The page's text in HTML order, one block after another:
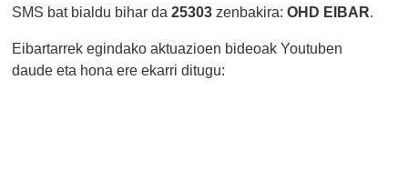
SMS bat bialdu bihar da25303 zenbakira:OHD EIBAR.
Eibartarrek egindako aktuazioen bideoak Youtuben
daude eta hona ere ekarri ditugu: